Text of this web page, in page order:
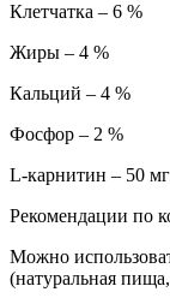
Клетчатка – 6 %
Жиры – 4 %
Кальций – 4 %
Фосфор – 2 %
L-карнитин – 50
Рекомендации по
Можно
(натуральная